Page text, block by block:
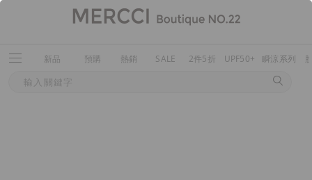
新品 預購 熱銷 SALE 2件5折 UPF50+ 瞬涼系列